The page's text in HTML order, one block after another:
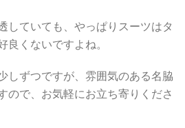
していても、やっぱりスーツはタ
良くないですよね。
しずつですが、雰囲気のある名脇
ので、お気軽にお立ち寄りくださ